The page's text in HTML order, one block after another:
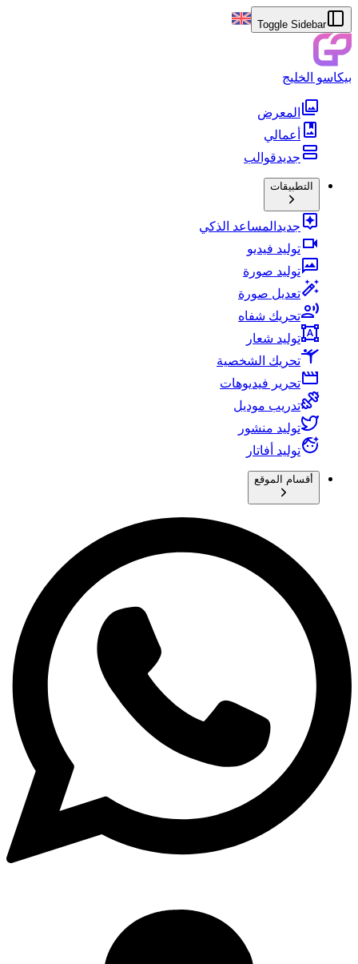
Toggle Sidebar
بيكاسو الخليج
المعرض
أعمالي
جديدقوالب
التطبيقات
جديد المساعد الذكي
توليد فيديو
توليد صورة
تعديل صورة
تحريك شفاه
توليد شعار
تحريك الشخصية
تحرير فيديوهات
تدريب موديل
توليد منشور
توليد أفاتار
أقسام الموقع